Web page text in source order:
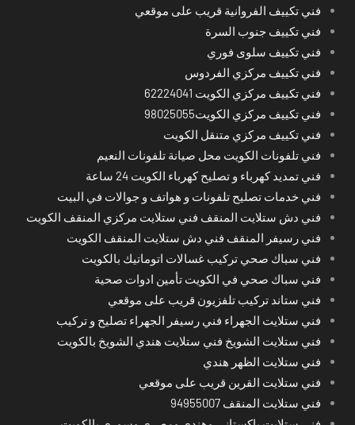
فني تكييف الفروانية قريب على موقعي
فني تكييف جنوب السرة
فني تكييف سلوى فوري
فني تكييف مركزي الفردوس
فني تكييف مركزي الكويت 62224041
فني تكييف مركزي الكويت98025055
فني تكييف مركزي متنقل الكويت
فني تلفونات الكويت محل صيانة تلفونات النعيم
فني تمديد كهرباء و تصليح كهرباء الكويت 24 ساعة
فني خدمات تصليح تلفونات و هواتف و جوالات في البيت
فني دش ستلايت المنقف فني ستلايت مركزي المنقف الكويت
فني رسيفر المنقف فني دش ستلايت المنقف الكويت
فني سباك صحي تركيب غسالات اتوماتيك بالكويت
فني سباك صحي في الكويت تأمين ادوات صحية
فني ستاند تركيب تلفزيون قريب على موقعي
فني ستلايت الجهراء فني رسيفر الجهراء تصليح و تركيب
فني ستلايت الشويخ فني ستلايت هندي الشويخ بالكويت
فني ستلايت الظهر هندي
فني ستلايت القرين قريب على موقعي
فني ستلايت المنقف 94955007